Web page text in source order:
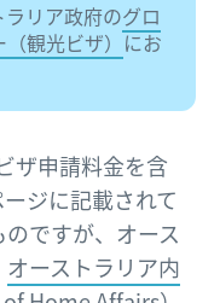
リア政府のグロ
（観光ビザ）にお
ザ申請料金を含
ジに記載されて
ですが、オース
オーストラリア内